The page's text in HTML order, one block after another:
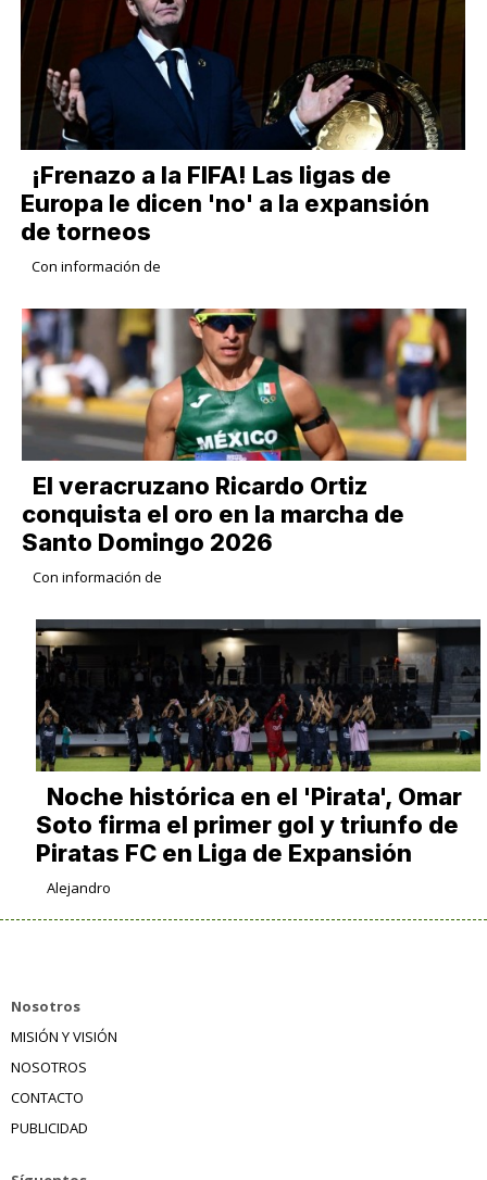
¡Frenazo a la FIFA! Las ligas de
Europa le dicen 'no' a la expansión
de torneos
Con información de
​El veracruzano Ricardo Ortiz
conquista el oro en la marcha de
Santo Domingo 2026
Con información de
Noche histórica en el 'Pirata', Omar
Soto firma el primer gol y triunfo de
Piratas FC en Liga de Expansión
Alejandro
Nosotros
MISIÓN Y VISIÓN
NOSOTROS
CONTACTO
PUBLICIDAD